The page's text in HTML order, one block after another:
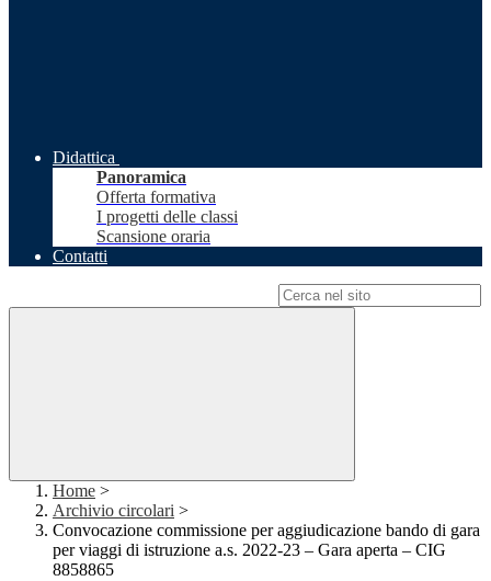
Didattica
Panoramica
Offerta formativa
I progetti delle classi
Scansione oraria
Contatti
Home >
Archivio circolari >
Convocazione commissione per aggiudicazione bando di gara
per viaggi di istruzione a.s. 2022-23 – Gara aperta – CIG
8858865